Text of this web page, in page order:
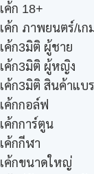
เค้ก 18+
เค้ก ภาพยนตร์/เก
เค้ก3มิติ ผู้ชาย
เค้ก3มิติ ผู้หญิง
เค้ก3มิติ สินค้าแบ
เค้กกอล์ฟ
เค้กการ์ตูน
เค้กกีฬา
เค้กขนาดใหญ่